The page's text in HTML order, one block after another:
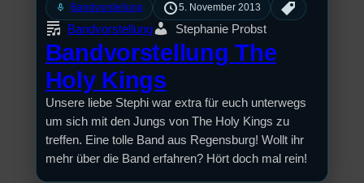
mic Bandvorstellung 5. November 2013
Bandvorstellung Stephanie Probst
Bandvorstellung The
Holy Kings
Unsere liebe Stephi war extra für euch unterwegs
um sich mit den Jungs von The Holy Kings zu
treffen. Eine tolle Band aus Regensburg! Wollt ihr
mehr über die Band erfahren? Hört doch mal rein!